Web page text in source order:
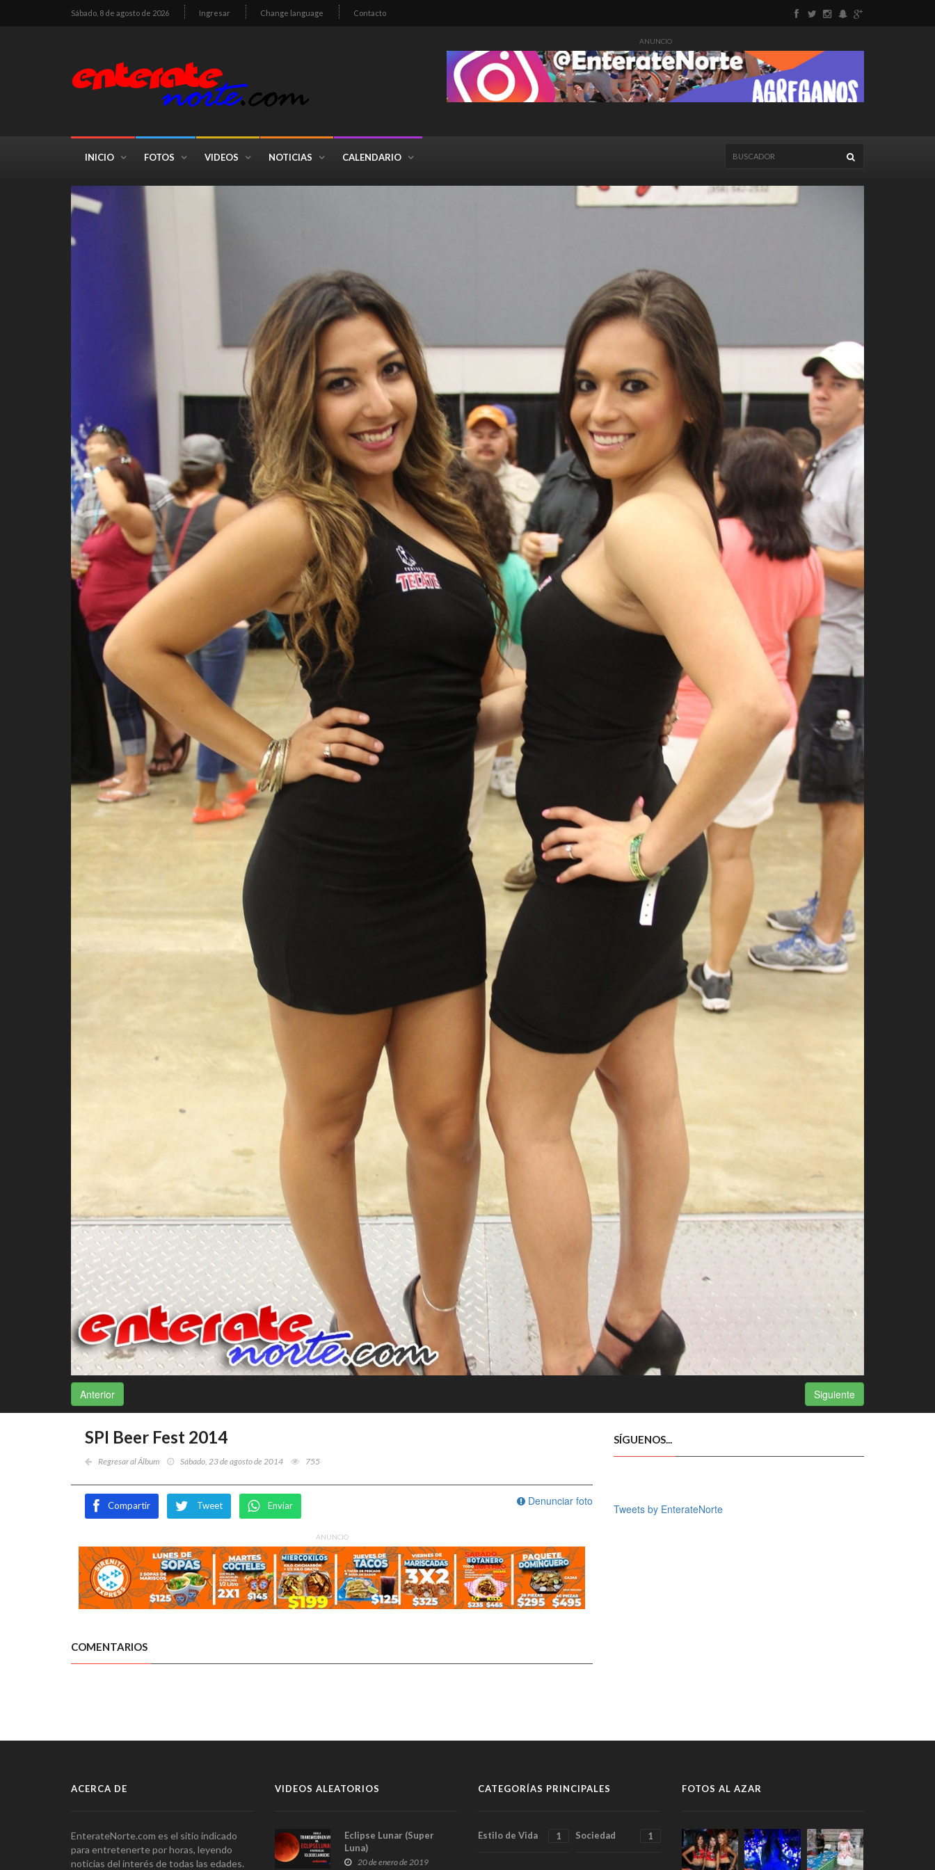
Sábado, 8 de agosto de 2026 Ingresar Change language Contacto
ANUNCIO
INICIO FOTOS VIDEOS NOTICIAS CALENDARIO
Anterior Siguiente
SPI Beer Fest 2014
Regresar al Álbum Sábado, 23 de agosto de 2014 755
Denunciar foto
Compartir Tweet Enviar
ANUNCIO
COMENTARIOS
SÍGUENOS...
Tweets by EnterateNorte
ACERCA DE
EnterateNorte.com es el sitio indicado
para entretenerte por horas, leyendo
noticias del interés de todas las edades.
VIDEOS ALEATORIOS
Eclipse Lunar (Super
Luna)
20 de enero de 2019
CATEGORÍAS PRINCIPALES
Estilo de Vida 1 Sociedad 1
FOTOS AL AZAR